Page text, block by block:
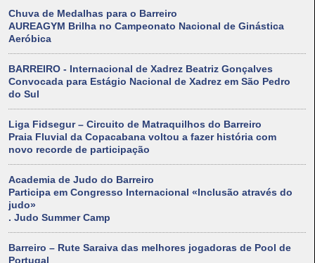
Chuva de Medalhas para o Barreiro
AUREAGYM Brilha no Campeonato Nacional de Ginástica
Aeróbica
BARREIRO - Internacional de Xadrez Beatriz Gonçalves
Convocada para Estágio Nacional de Xadrez em São Pedro
do Sul
Liga Fidsegur – Circuito de Matraquilhos do Barreiro
Praia Fluvial da Copacabana voltou a fazer história com
novo recorde de participação
Academia de Judo do Barreiro
Participa em Congresso Internacional «Inclusão através do
judo»
. Judo Summer Camp
Barreiro – Rute Saraiva das melhores jogadoras de Pool de
Portugal